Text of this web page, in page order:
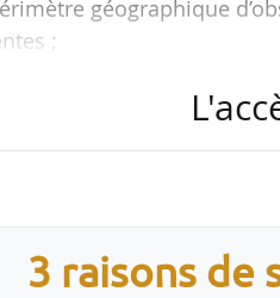
géographique
;
les-Bois ;
3 raisons de